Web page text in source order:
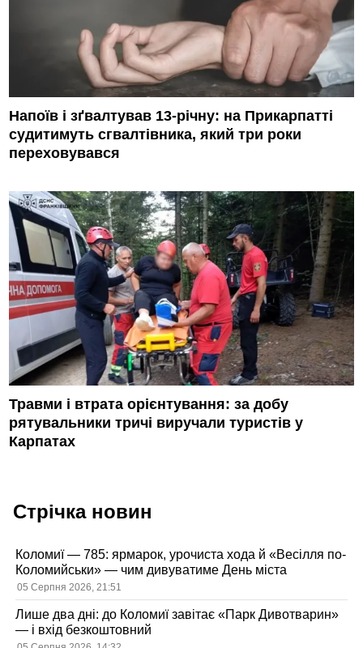
Напоїв і зґвалтував 13-річну: на Прикарпатті
судитимуть сгвалтівника, який три роки
переховувався
Травми і втрата орієнтування: за добу
рятувальники тричі виручали туристів у
Карпатах
Стрічка новин
Коломиї — 785: ярмарок, урочиста хода й «Весілля по-
Коломийськи» — чим дивуватиме День міста
05 Серпня 2026, 21:51
Лише два дні: до Коломиї завітає «Парк Дивотварин»
— і вхід безкоштовний